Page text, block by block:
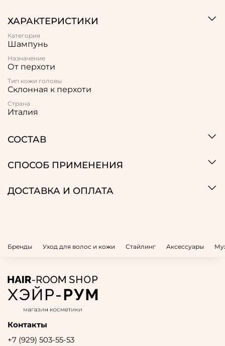
ХАРАКТЕРИСТИКИ
Категория
Шампунь
Назначение
От перхоти
Тип кожи головы
Склонная к перхоти
Страна
Италия
СОСТАВ
СПОСОБ ПРИМЕНЕНИЯ
ДОСТАВКА И ОПЛАТА
Бренды Уход для волос и кожи Стайлинг Аксессуары
Контакты
+7 (929) 503-55-53